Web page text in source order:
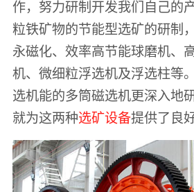
作，努力研制开发我们自己的
粒铁矿物的节能型选矿的研制
永磁化、效率高节能球磨机、
机、微细粒浮选机及浮选柱等
选机能的多筒磁选机更深入地
就为这两种选矿设备提供了良